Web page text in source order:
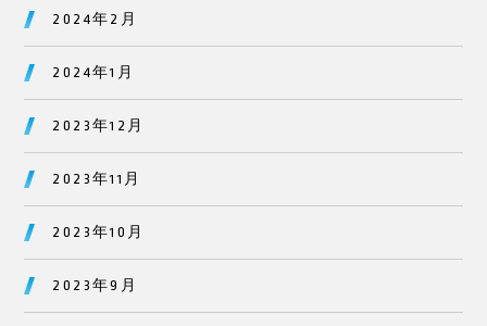
2024年2月
2024年1月
2023年12月
2023年11月
2023年10月
2023年9月